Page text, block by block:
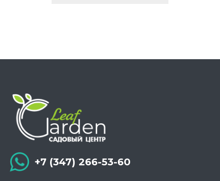
+7 (347) 266-53-60